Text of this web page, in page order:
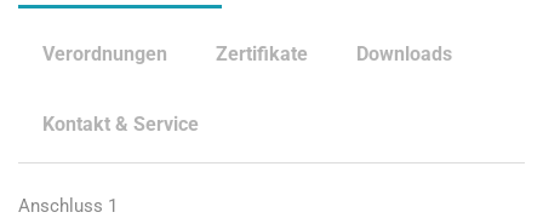
Verordnungen Zertifikate Downloads
Kontakt & Service
Anschluss 1